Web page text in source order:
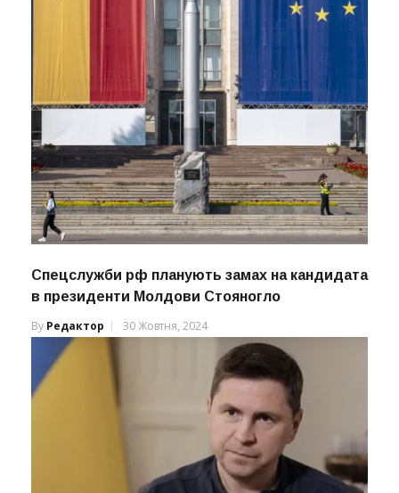
Спецслужби рф планують замах на кандидата
в президенти Молдови Стояногло
By Редактор 30 Жовтня, 2024